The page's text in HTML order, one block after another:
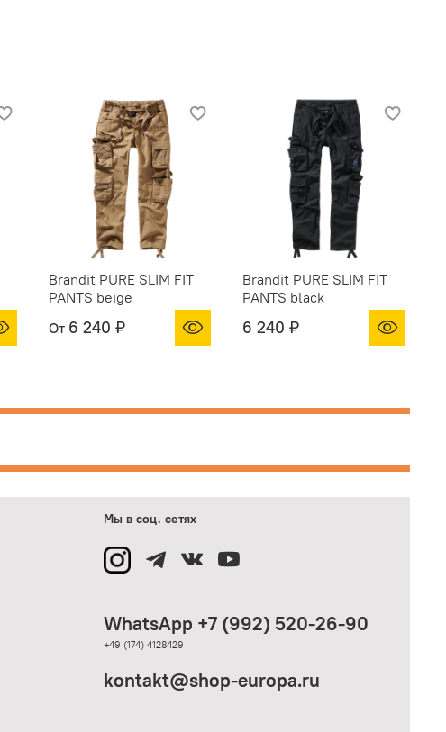
Brandit PURE SLIM FIT
PANTS beige
От 6 240 ₽
Brandit PURE SLIM FIT
PANTS black
6 240 ₽
Мы в соц. сетях
WhatsApp +7 (992) 520-26-90
+49 (174) 4128429
kontakt@shop-europa.ru